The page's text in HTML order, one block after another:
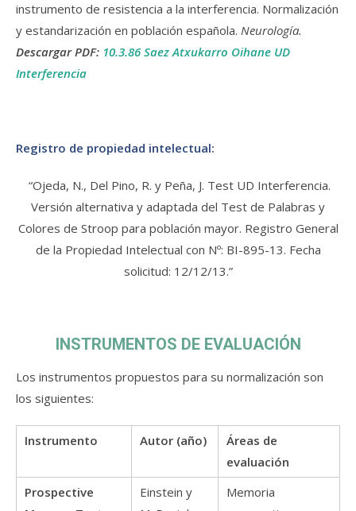
instrumento de resistencia a la interferencia. Normalización
y estandarización en población española. Neurología.
Descargar PDF: 10.3.86 Saez Atxukarro Oihane UD
Interferencia
Registro de propiedad intelectual:
“Ojeda, N., Del Pino, R. y Peña, J. Test UD Interferencia.
Versión alternativa y adaptada del Test de Palabras y
Colores de Stroop para población mayor. Registro General
de la Propiedad Intelectual con Nº: BI-895-13. Fecha
solicitud: 12/12/13.”
INSTRUMENTOS DE EVALUACIÓN
Los instrumentos propuestos para su normalización son
los siguientes:
Instrumento Autor (año)
Áreas de
evaluación
Prospective
Einstein y
Memoria